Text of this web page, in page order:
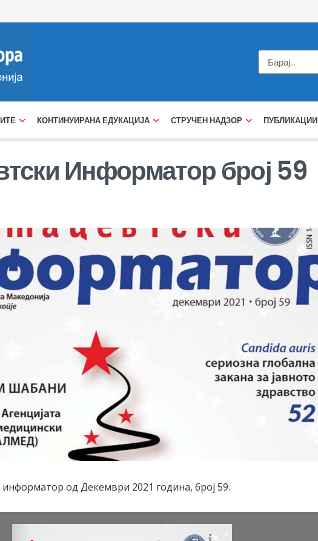
КОНТИНУИРАНА ЕДУКАЦИЈА СТРУЧЕН НАДЗОР ПУБЛИКАЦИИ
Информатор број 59
од Декември 2021 година, број 59.